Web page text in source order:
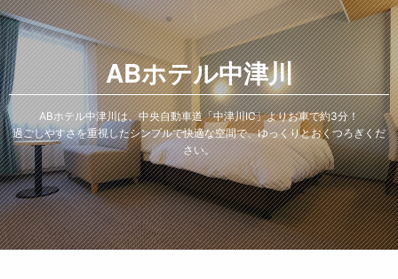
ABホテル中津川
ABホテル中津川は、中央自動車道「中津川IC」よりお車で約3分！
過ごしやすさを重視したシンプルで快適な空間で、ゆっくりとおくつろぎくだ
さい。